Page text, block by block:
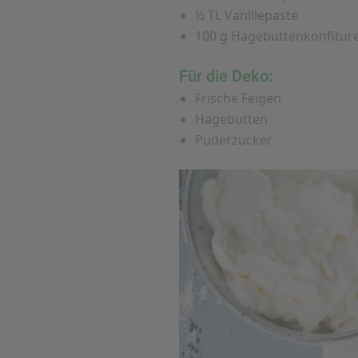
½ TL Vanillepaste
100 g
Für die Deko:
Frische Feigen
Hagebutten
Puderzucker